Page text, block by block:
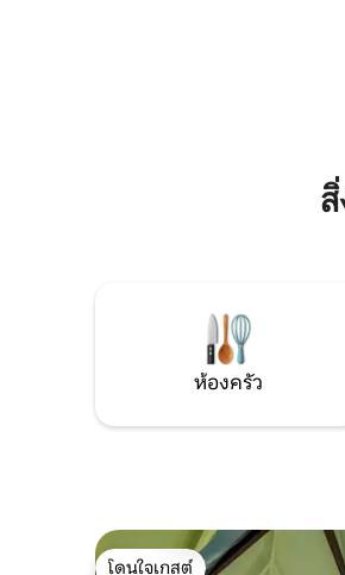
ห้องครัว
โดนใจเกสต์